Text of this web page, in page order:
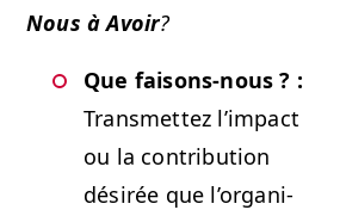
Nous à Avoir?
Que faisons-nous ? :
Trans­met­tez l’im­pact
ou la con­tri­bu­tion
désirée que l’or­gan­i­